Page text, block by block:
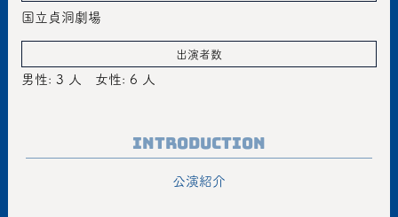
国立貞洞劇場
出演者数
男性: 3 人 女性: 6 人
Introduction
公演紹介